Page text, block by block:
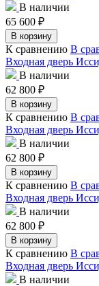
В наличии
65 600 ₽
В корзину
К сравнению В
Входная дверь
В наличии
62 800 ₽
В корзину
К сравнению В
Входная дверь
В наличии
62 800 ₽
В корзину
К сравнению В
Входная дверь
В наличии
62 800 ₽
В корзину
К сравнению В
Входная дверь
В наличии